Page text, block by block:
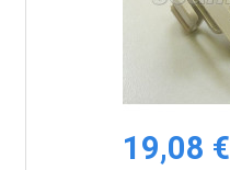
19,08 €